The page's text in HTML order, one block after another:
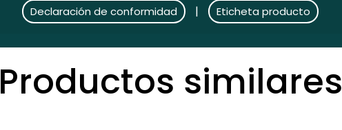
Declaración de conformidad | Eticheta producto
Productos similares